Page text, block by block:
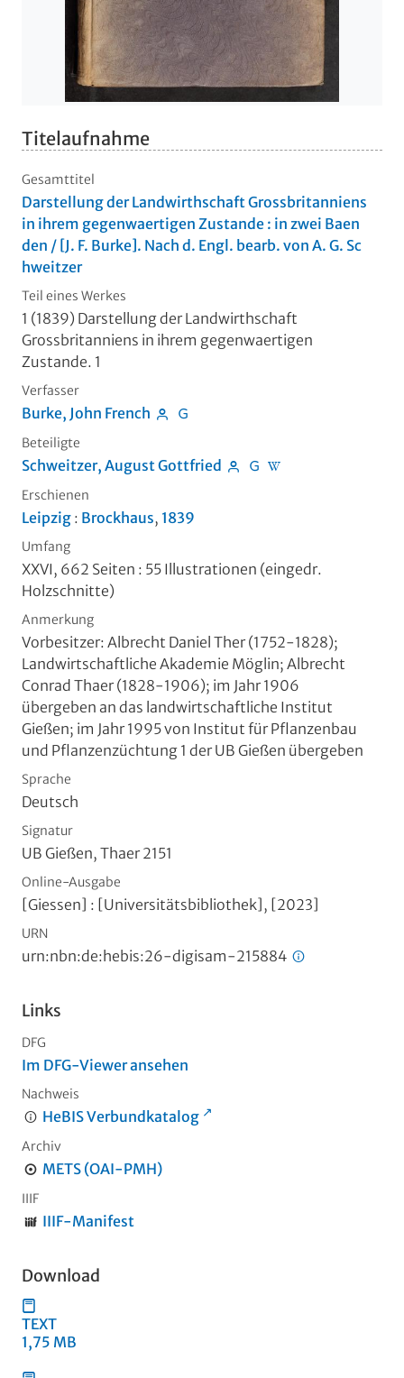
Titelaufnahme
Gesamttitel
Darstellung der Landwirthschaft Grossbritanniens
in ihrem gegenwaertigen Zustande : in zwei Baen
den / [J. F. Burke]. Nach d. Engl. bearb. von A. G. Sc
hweitzer
Teil eines Werkes
1 (1839) Darstellung der Landwirthschaft
Grossbritanniens in ihrem gegenwaertigen
Zustande. 1
Verfasser
Burke, John French
Beteiligte
Schweitzer, August Gottfried
Erschienen
Leipzig : Brockhaus, 1839
Umfang
XXVI, 662 Seiten : 55 Illustrationen (eingedr.
Holzschnitte)
Anmerkung
Vorbesitzer: Albrecht Daniel Ther (1752-1828);
Landwirtschaftliche Akademie Möglin; Albrecht
Conrad Thaer (1828-1906); im Jahr 1906
übergeben an das landwirtschaftliche Institut
Gießen; im Jahr 1995 von Institut für Pflanzenbau
und Pflanzenzüchtung 1 der UB Gießen übergeben
Sprache
Deutsch
Signatur
UB Gießen, Thaer 2151
Online-Ausgabe
[Giessen] : [Universitätsbibliothek], [2023]
URN
urn:nbn:de:hebis:26-digisam-215884
Links
DFG
Im DFG-Viewer ansehen
Nachweis
HeBIS Verbundkatalog
Archiv
METS (OAI-PMH)
IIIF
IIIF-Manifest
Download
TEXT
1,75 MB